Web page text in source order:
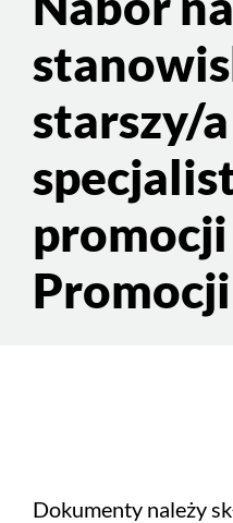
Promocji
strony
starszy/a
Promocji
Dokumenty należy